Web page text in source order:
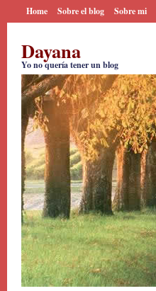
Home Sobre el blog Sobre mi
Dayana
Yo no quería tener un blog